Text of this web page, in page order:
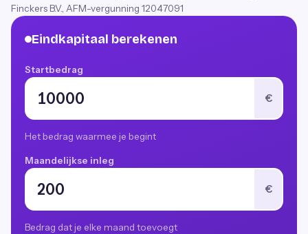
Finckers B.V., AFM-vergunning 12047091
Eindkapitaal berekenen
Startbedrag
€
Het bedrag waarmee je begint
Maandelijkse inleg
€
Bedrag dat je elke maand toevoegt